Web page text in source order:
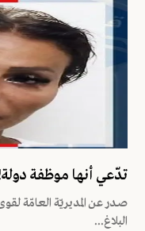
تدّعي أنها موظفة
صـدر عن المديريّة العامّة
البلاغ...